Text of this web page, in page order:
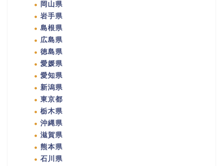
岡山県
岩手県
島根県
広島県
徳島県
愛媛県
愛知県
新潟県
東京都
栃木県
沖縄県
滋賀県
熊本県
石川県